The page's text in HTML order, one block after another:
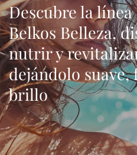
Descubre la
Belkos Belleza,
nutrir y
dejándolo
brillo